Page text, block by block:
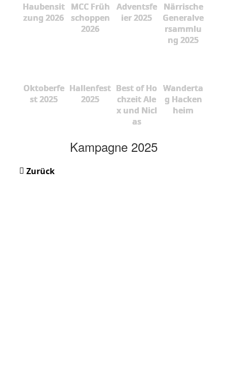
Haubensit
zung 2026
MCC Früh
schoppen
2026
Adventsfe
ier 2025
Närrische
Generalve
rsammlu
ng 2025
Oktoberfe
st 2025
Hallenfest
2025
Best of Ho
chzeit Ale
x und Nicl
as
Wanderta
g Hacken
heim
Kampagne 2025
Zurück